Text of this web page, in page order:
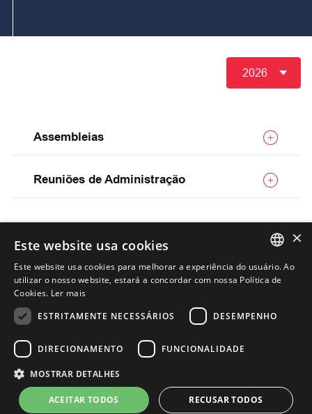
Assembleias
Reuniões de Administração
Aviso de Privacidade Termos de Uso Powered byMZ
PORTUGUESE
×
Este website usa cookies
Este website usa cookies para melhorar a experiência do usuário. Ao
utilizar o nosso website, estará a concordar com nossa Política de
Cookies. Ler mais
ESTRITAMENTE NECESSÁRIOS
DESEMPENHO
DIRECIONAMENTO FUNCIONALIDADE
MOSTRAR DETALHES
ACEITAR TODOS RECUSAR TODOS